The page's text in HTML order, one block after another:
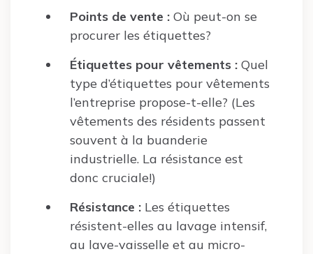
Points de vente : Où peut-on se
procurer les étiquettes?
Étiquettes pour vêtements : Quel
type d’étiquettes pour vêtements
l’entreprise propose-t-elle? (Les
vêtements des résidents passent
souvent à la buanderie
industrielle. La résistance est
donc cruciale!)
Résistance : Les étiquettes
résistent-elles au lavage intensif,
au lave-vaisselle et au micro-